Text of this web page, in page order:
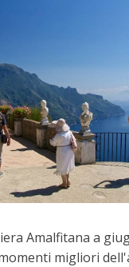
Amalfitana a
migliori